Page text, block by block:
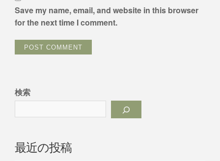
Save my name, email, and website in this browser
for the next time I comment.
検索
最近の投稿